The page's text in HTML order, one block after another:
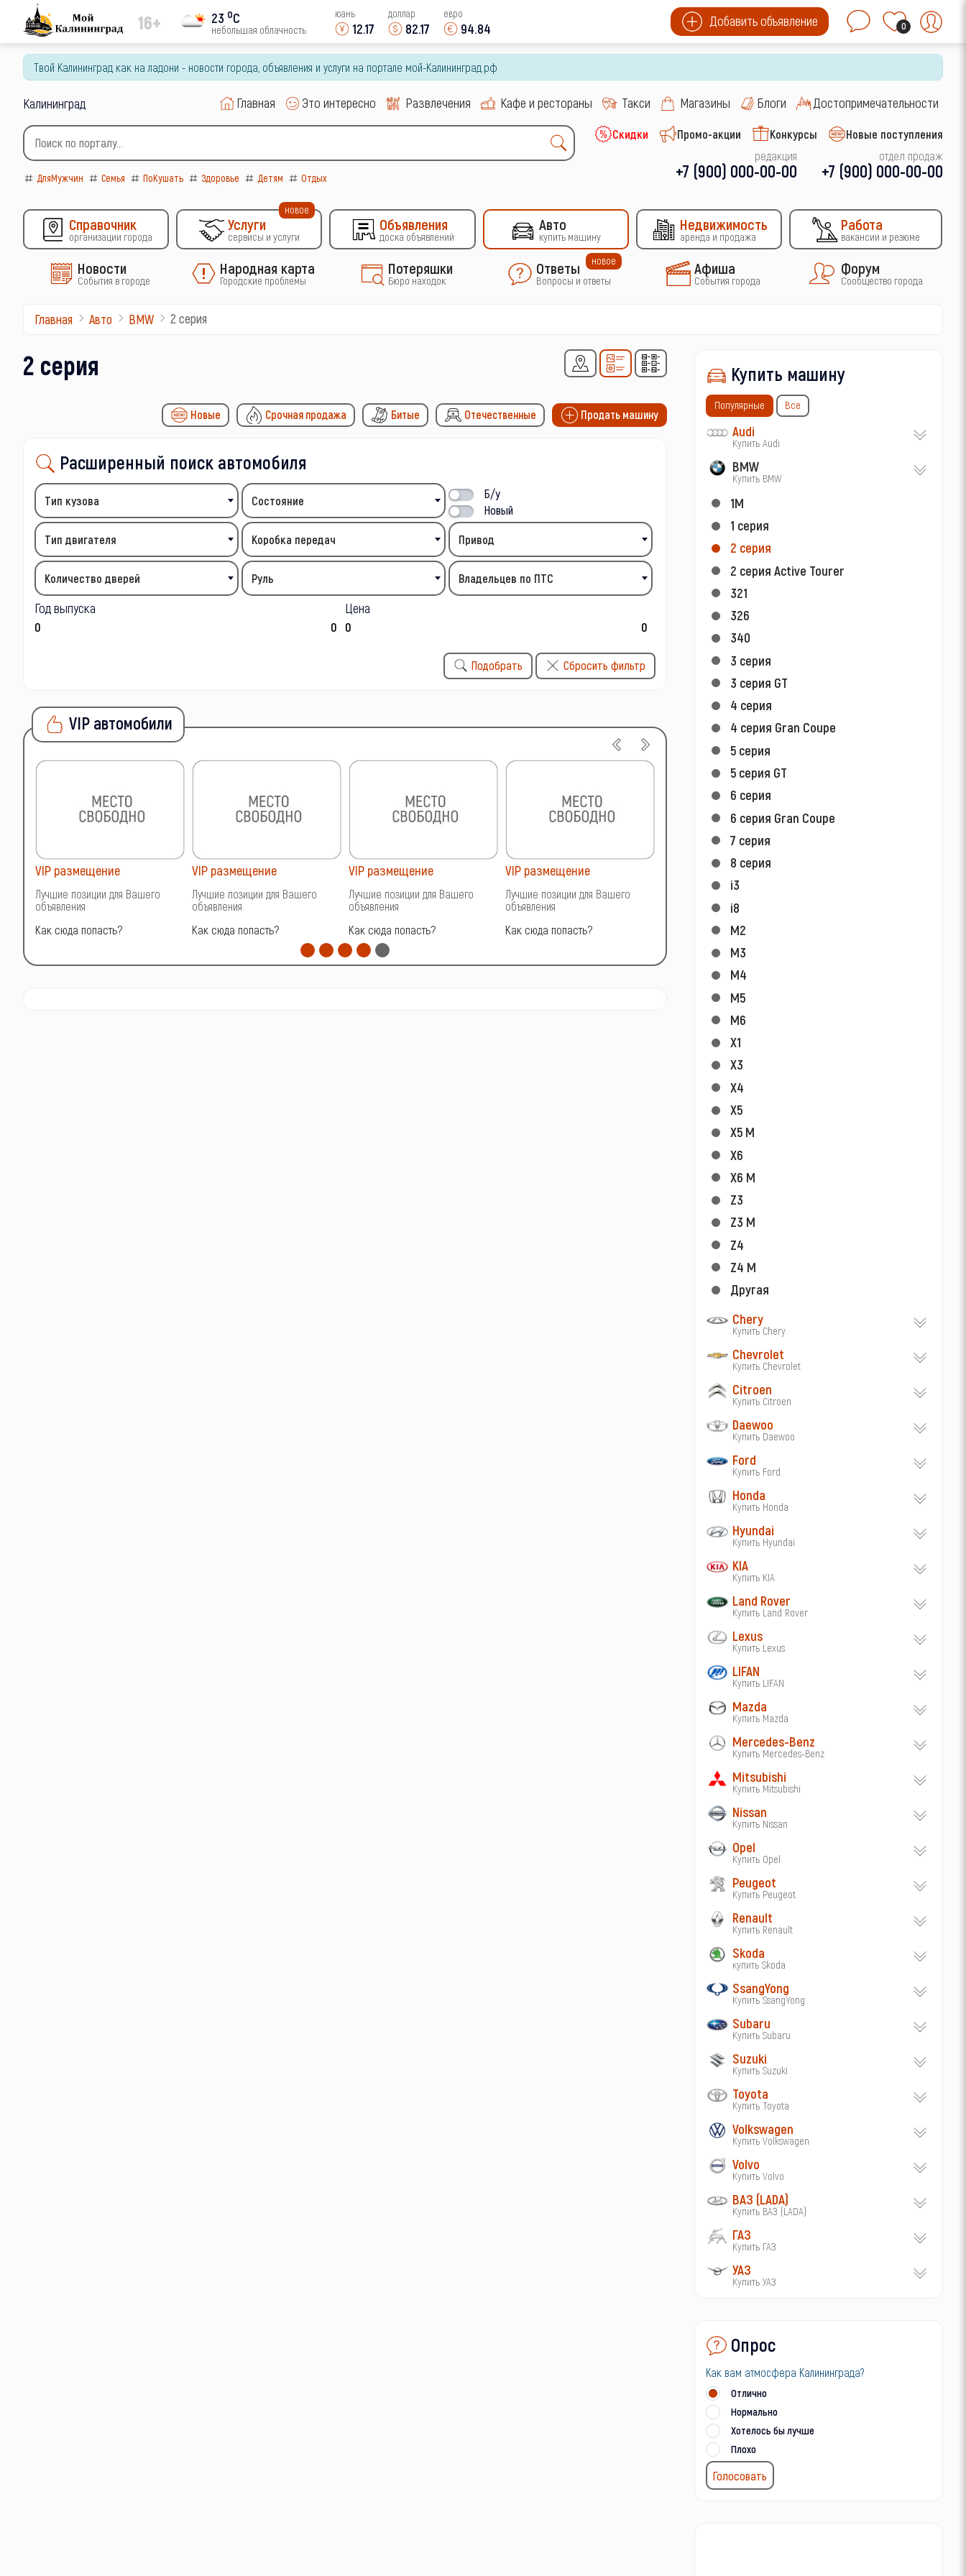
16+ 23 oC
небольшая облачность
юань
12.17
доллар
82.17
евро
94.84 Добавить объявление 0
Твой Калининград как на ладони - новости города, объявления и услуги на портале мой-Калининград.рф
Калининград Главная Это интересно Развлечения Кафе и рестораны Такси Магазины Блоги Достопримечательности
ДляМужчин Семья ПоКушать Здоровье Детям Отдых
Скидки Промо-акции Конкурсы
Новые поступления
редакция
+7 (900) 000-00-00
отдел продаж
+7 (900) 000-00-00
Справочник
организации города
Услуги
сервисы и услуги
новое
Объявления
доска объявлений
Авто
купить машину
Недвижимость
аренда и продажа
Работа
вакансии и резюме
Новости
События в городе
Народная карта
Городские проблемы
Потеряшки
Бюро находок
Ответы
Вопросы и ответы
новое Афиша
События города
Форум
Сообщество города
Главная Авто BMW 2 серия
2 серия
Новые Срочная продажа Битые Отечественные Продать машину
Расширенный поиск автомобиля
Тип кузова Состояние
Б/у
Новый
Тип двигателя Коробка передач Привод
Количество дверей Руль Владельцев по ПТС
Год выпуска Цена
Подобрать Сбросить фильтр
VIP автомобили
VIP размещение
Лучшие позиции для Вашего
объявления
Как сюда попасть?
VIP размещение
Лучшие позиции для Вашего
объявления
Как сюда попасть?
VIP размещение
Лучшие позиции для Вашего
объявления
Как сюда попасть?
VIP размещение
Лучшие позиции для Вашего
объявления
Как сюда попасть?
Купить машину
Популярные Все
Audi
Купить Audi
BMW
Купить BMW
1M
1 серия
2 серия
2 серия Active Tourer
321
326
340
3 серия
3 серия GT
4 серия
4 серия Gran Coupe
5 серия
5 серия GT
6 серия
6 серия Gran Coupe
7 серия
8 серия
i3
i8
M2
M3
M4
M5
M6
X1
X3
X4
X5
X5 M
X6
X6 M
Z3
Z3 M
Z4
Z4 M
Другая
Chery
Купить Chery
Chevrolet
Купить Chevrolet
Citroen
Купить Citroen
Daewoo
Купить Daewoo
Ford
Купить Ford
Honda
Купить Honda
Hyundai
Купить Hyundai
KIA
Купить KIA
Land Rover
Купить Land Rover
Lexus
Купить Lexus
LIFAN
Купить LIFAN
Mazda
Купить Mazda
Mercedes-Benz
Купить Mercedes-Benz
Mitsubishi
Купить Mitsubishi
Nissan
Купить Nissan
Opel
Купить Opel
Peugeot
Купить Peugeot
Renault
Купить Renault
Skoda
купить Skoda
SsangYong
Купить SsangYong
Subaru
Купить Subaru
Suzuki
Купить Suzuki
Toyota
Купить Toyota
Volkswagen
Купить Volkswagen
Volvo
Купить Volvo
ВАЗ (LADA)
Купить ВАЗ (LADA)
ГАЗ
Купить ГАЗ
УАЗ
Купить УАЗ
Опрос
Как вам атмосфера Калининграда?
Отлично
Нормально
Хотелось бы лучше
Плохо